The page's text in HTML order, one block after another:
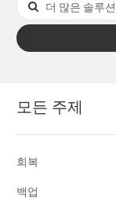
모든 주제
회복
백업